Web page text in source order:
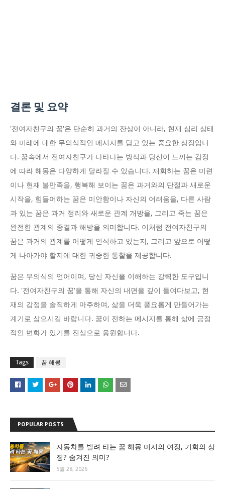
결론 및 요약
'전여자친구의 꿈'은 단순히 과거의 잔상이 아니라, 현재 심리 상태
와 미래에 대한 무의식적인 메시지를 담고 있는 중요한 상징입니
다. 꿈속에서 전여자친구가 나타나는 방식과 당신이 느끼는 감정
에 따라 해몽은 다양하게 달라질 수 있습니다. 재회하는 꿈은 미련
이나 현재 불만족을, 행복해 보이는 꿈은 과거와의 단절과 새로운
시작을, 힘들어하는 꿈은 미안함이나 자신의 어려움을, 다른 사람
과 있는 꿈은 과거 정리와 새로운 관계 개방을, 그리고 죽는 꿈은
완전한 관계의 종결과 해방을 의미합니다. 이처럼 전여자친구의
꿈은 과거의 관계를 어떻게 인식하고 있는지, 그리고 앞으로 어떻
게 나아가야 할지에 대한 귀중한 통찰을 제공합니다.
꿈은 무의식의 언어이며, 당신 자신을 이해하는 강력한 도구입니
다. '전여자친구의 꿈'을 통해 자신의 내면을 깊이 들여다보고, 현
재의 감정을 솔직하게 마주하며, 삶을 더욱 풍요롭게 만들어가는
계기로 삼으시길 바랍니다. 꿈이 전하는 메시지를 통해 삶에 긍정
적인 변화가 있기를 진심으로 응원합니다.
Tags 꿈 해몽
POPULAR POSTS
자동차를 빌려 타는 꿈 해몽 미지의 여정, 기회의 상
징? 숨겨진 의미?
5월 28, 2026